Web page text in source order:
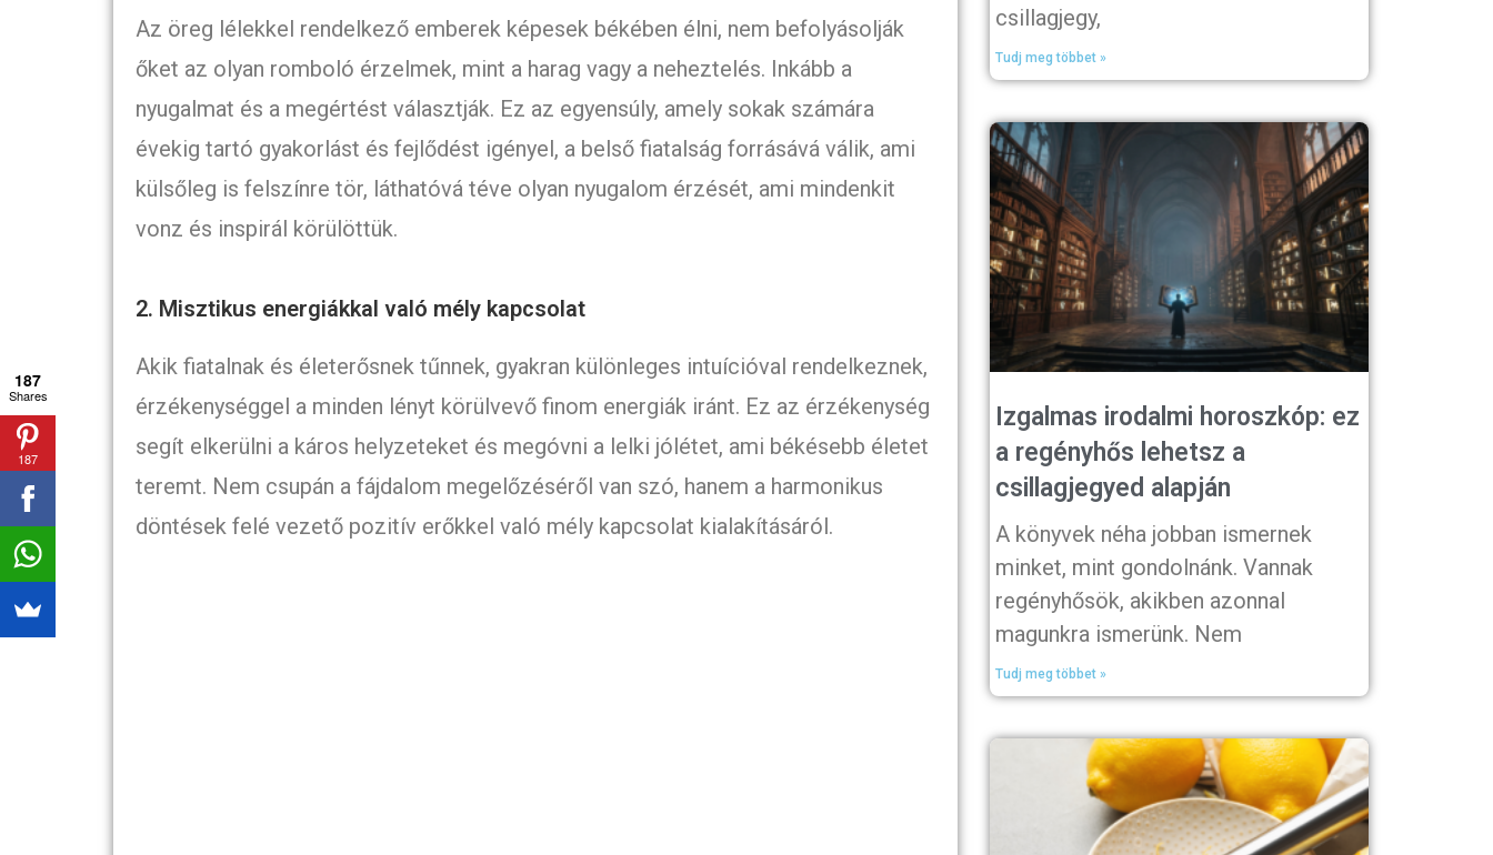
Az öreg lélekkel rendelkező emberek képesek békében élni, nem befolyásolják
őket az olyan romboló érzelmek, mint a harag vagy a neheztelés. Inkább a
nyugalmat és a megértést választják. Ez az egyensúly, amely sokak számára
évekig tartó gyakorlást és fejlődést igényel, a belső fiatalság forrásává válik, ami
külsőleg is felszínre tör, láthatóvá téve olyan nyugalom érzését, ami mindenkit
vonz és inspirál körülöttük.
2. Misztikus energiákkal való mély kapcsolat
Akik fiatalnak és életerősnek tűnnek, gyakran különleges intuícióval rendelkeznek,
érzékenységgel a minden lényt körülvevő finom energiák iránt. Ez az érzékenység
segít elkerülni a káros helyzeteket és megóvni a lelki jólétet, ami békésebb életet
teremt. Nem csupán a fájdalom megelőzéséről van szó, hanem a harmonikus
döntések felé vezető pozitív erőkkel való mély kapcsolat kialakításáról.
csillagjegy,
Tudj meg többet »
Izgalmas irodalmi horoszkóp: ez
a regényhős lehetsz a
csillagjegyed alapján
A könyvek néha jobban ismernek
minket, mint gondolnánk. Vannak
regényhősök, akikben azonnal
magunkra ismerünk. Nem
Tudj meg többet »
187
Shares
187